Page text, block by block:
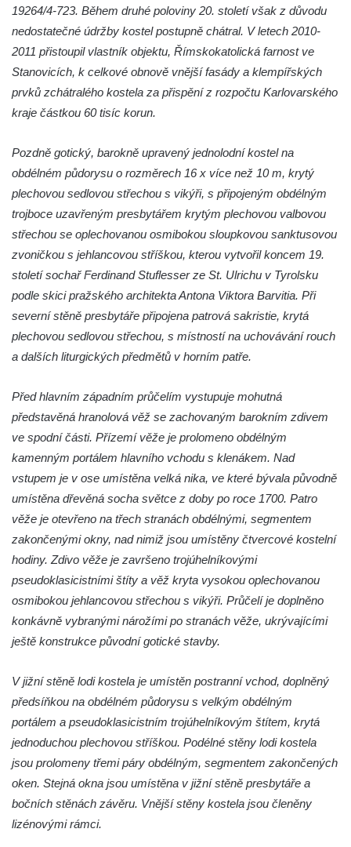
Kaple Nejsvětější Trojice ve Sněžné
Hřbitovní kaple v Horním Podluží
Kostel svaté Máří Magdalény v Božanově
Šenově
Kaple Anděla Strážce na Valdeku
Hřbitovní kaple v Lipové
Márnice na bývalém hřbitově u kostela
svatých Šimona a Judy v Lipové u Šluknova
Kostel Navštívení Panny Marie v
Lobendavě
Márnice na bývalém hřbitově u kostela
Navštívení Panny Marie v Lobendavě
Lobendavy
Kostel svaté Máří Magdalény v Krásné Lípě
Kostel svatého Jiří v Jiříkově
Kostel svatého Jiří ve Chřibské
Kostel svatého Františka z Assisi na
Studánce
Kostel svaté Kateřiny Alexandrijské
(Sienské) v Dolním Podluží
Horním Slavkově
Kostel svatého Jana Nepomuckého ve
Hřensku
Hřbitovní kaple Ignaze Clara ve Hřensku
Kostel Nanebevzetí Panny Marie v Novém
Boru
19264/4-723. Během druhé poloviny 20. století však z důvodu
nedostatečné údržby kostel postupně chátral. V letech 2010-
2011 přistoupil vlastník objektu, Římskokatolická farnost ve
Stanovicích, k celkové obnově vnější fasády a klempířských
prvků zchátralého kostela za přispění z rozpočtu Karlovarského
kraje částkou 60 tisíc korun.
Pozdně gotický, barokně upravený jednolodní kostel na
obdélném půdorysu o rozměrech 16 x více než 10 m, krytý
plechovou sedlovou střechou s vikýři, s připojeným obdélným
trojboce uzavřeným presbytářem krytým plechovou valbovou
střechou se oplechovanou osmibokou sloupkovou sanktusovou
zvoničkou s jehlancovou stříškou, kterou vytvořil koncem 19.
století sochař Ferdinand Stuflesser ze St. Ulrichu v Tyrolsku
podle skici pražského architekta Antona Viktora Barvitia. Při
severní stěně presbytáře připojena patrová sakristie, krytá
plechovou sedlovou střechou, s místností na uchovávání rouch
a dalších liturgických předmětů v horním patře.
Před hlavním západním průčelím vystupuje mohutná
představěná hranolová věž se zachovaným barokním zdivem
ve spodní části. Přízemí věže je prolomeno obdélným
kamenným portálem hlavního vchodu s klenákem. Nad
vstupem je v ose umístěna velká nika, ve které bývala původně
umístěna dřevěná socha světce z doby po roce 1700. Patro
věže je otevřeno na třech stranách obdélnými, segmentem
zakončenými okny, nad nimiž jsou umístěny čtvercové kostelní
hodiny. Zdivo věže je završeno trojúhelníkovými
pseudoklasicistními štíty a věž kryta vysokou oplechovanou
osmibokou jehlancovou střechou s vikýři. Průčelí je doplněno
konkávně vybranými nárožími po stranách věže, ukrývajícími
ještě konstrukce původní gotické stavby.
V jižní stěně lodi kostela je umístěn postranní vchod, doplněný
předsíňkou na obdélném půdorysu s velkým obdélným
portálem a pseudoklasicistním trojúhelníkovým štítem, krytá
jednoduchou plechovou stříškou. Podélné stěny lodi kostela
jsou prolomeny třemi páry obdélným, segmentem zakončených
oken. Stejná okna jsou umístěna v jižní stěně presbytáře a
bočních stěnách závěru. Vnější stěny kostela jsou členěny
lizénovými rámci.